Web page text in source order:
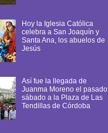
Hoy la Iglesia Católica
celebra a San Joaquín y
Santa Ana, los abuelos de
Jesús
Así fue la llegada de
Juanma Moreno el pasado
sábado a la Plaza de Las
Tendillas de Córdoba